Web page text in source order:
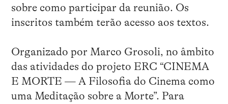
sobre como participar da reunião. Os
inscritos também terão acesso aos textos.
Organizado por Marco Grosoli, no âmbito
das atividades do projeto ERC “CINEMA
E MORTE — A Filosofia do Cinema como
uma Meditação sobre a Morte”. Para